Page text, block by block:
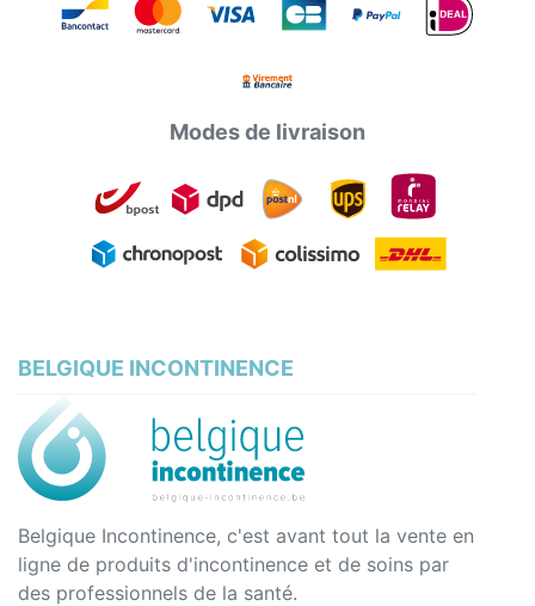
Modes de livraison
BELGIQUE INCONTINENCE
Belgique Incontinence, c'est avant tout la vente en
ligne de produits d'incontinence et de soins par
des professionnels de la santé.